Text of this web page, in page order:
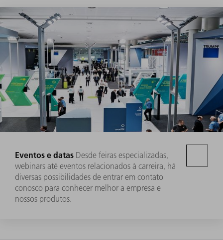
Eventos e datas Desde feiras especializadas,
webinars até eventos relacionados à carreira, há
diversas possibilidades de entrar em contato
conosco para conhecer melhor a empresa e
nossos produtos.